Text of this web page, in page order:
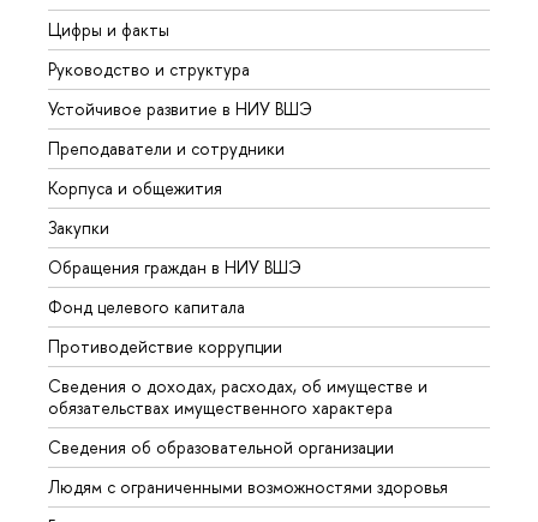
Цифры и факты
Руководство и структура
Устойчивое развитие в НИУ ВШЭ
Преподаватели и сотрудники
Корпуса и общежития
Закупки
Обращения граждан в НИУ ВШЭ
Фонд целевого капитала
Противодействие коррупции
Сведения о доходах, расходах, об имуществе и
обязательствах имущественного характера
Сведения об образовательной организации
Людям с ограниченными возможностями здоровья